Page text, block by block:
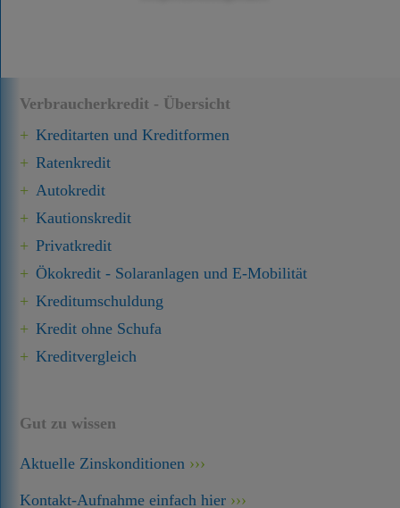
Verbraucherkredit - Übersicht
Kreditarten und Kreditformen
Ratenkredit
Autokredit
Kautionskredit
Privatkredit
Ökokredit - Solaranlagen und E-Mobilität
Kredit­umschuldung
Kredit ohne Schufa
Kreditvergleich
Gut zu wissen
Aktuelle Zinskonditionen
Kontakt-Aufnahme einfach hier